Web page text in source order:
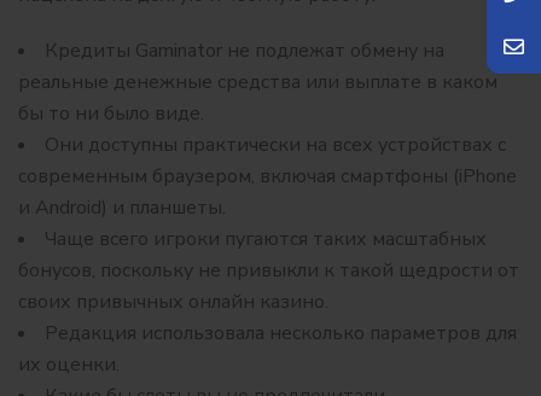
Кредиты Gaminator не подлежат обмену на
реальные денежные средства или выплате в каком
бы то ни было виде.
Они доступны практически на всех устройствах с
современным браузером, включая смартфоны (iPhone
и Android) и планшеты.
Чаще всего игроки пугаются таких масштабных
бонусов, поскольку не привыкли к такой щедрости от
своих привычных онлайн казино.
Редакция использовала несколько параметров для
их оценки.